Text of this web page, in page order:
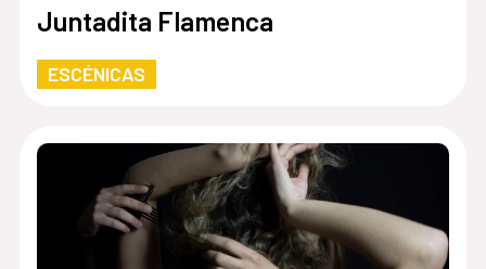
Juntadita Flamenca
ESCÉNICAS